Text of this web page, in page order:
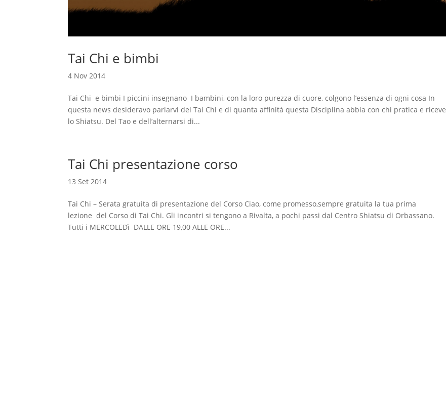
Tai Chi e bimbi
4 Nov 2014
Tai Chi e bimbi I piccini insegnano I bambini, con la loro purezza di cuore, colgono l’essenza di ogni cosa In
questa news desideravo parlarvi del Tai Chi e di quanta affinità questa Disciplina abbia con chi pratica e riceve
lo Shiatsu. Del Tao e dell’alternarsi di...
Tai Chi presentazione corso
13 Set 2014
Tai Chi – Serata gratuita di presentazione del Corso Ciao, come promesso,sempre gratuita la tua prima
lezione del Corso di Tai Chi. Gli incontri si tengono a Rivalta, a pochi passi dal Centro Shiatsu di Orbassano.
Tutti i MERCOLEDì DALLE ORE 19,00 ALLE ORE...